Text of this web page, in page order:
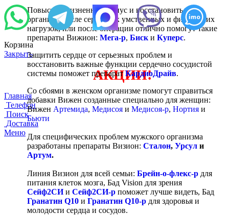
Повысить жизненный тонус и восстановить
организм после серьезных умственных и физических
нагрузок, или после операции отлично помогут такие
препараты Вижион: Мега-р, Биск и Куперс.
Защитить сердце от серьезных проблем и
восстановить важные функции сердечно сосудистой
системы поможет препаратКардиоДрайв.
Со сбоями в женском организме помогут справиться
добавки Вижен созданные специально для женщин:
Вижен Артемида, Медисоя и Медисоя-р, Нортия и
Бьюти
Для специфических проблем мужского организма
разработаны препараты Визион: Сталон, Урсул и
Артум.
Линия Визион для всей семьи: Брейн-о-флекс-р для
питания клеток мозга, Бад Vision для зрения
Сейф2СИ и Сейф2СИ-р поможет лучше видеть, Бад
Гранатин Q10 и Гранатин Q10-р для здоровья и
молодости сердца и сосудов.
Корзина
Закрыть
АКЦИИ!
Главная
Телефон
Поиск
Доставка
Меню